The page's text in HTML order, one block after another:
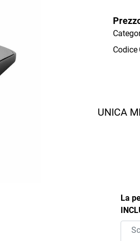
Codice
UNICA
La